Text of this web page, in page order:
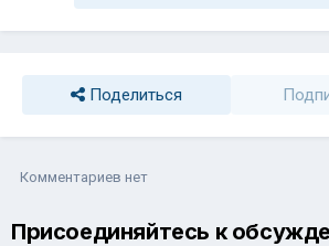
Поделиться
Комментариев нет
Присоединяйтесь к